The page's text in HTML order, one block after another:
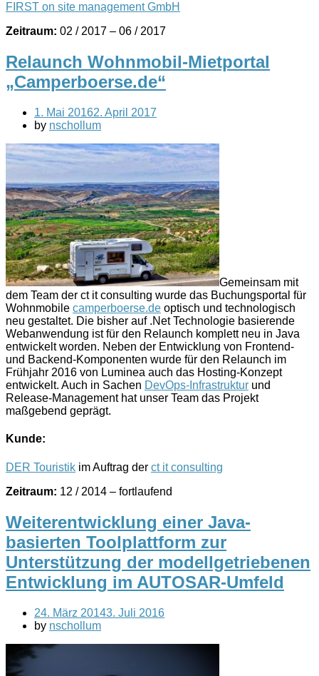
FIRST on site management GmbH
Zeitraum: 02 / 2017 – 06 / 2017
Relaunch Wohnmobil-Mietportal
„Camperboerse.de“
1. Mai 20162. April 2017
by nschollum
Gemeinsam mit
dem Team der ct it consulting wurde das Buchungsportal für
Wohnmobile camperboerse.de optisch und technologisch
neu gestaltet. Die bisher auf .Net Technologie basierende
Webanwendung ist für den Relaunch komplett neu in Java
entwickelt worden. Neben der Entwicklung von Frontend-
und Backend-Komponenten wurde für den Relaunch im
Frühjahr 2016 von Luminea auch das Hosting-Konzept
entwickelt. Auch in Sachen DevOps-Infrastruktur und
Release-Management hat unser Team das Projekt
maßgebend geprägt.
Kunde:
DER Touristik im Auftrag der ct it consulting
Zeitraum: 12 / 2014 – fortlaufend
Weiterentwicklung einer Java-
basierten Toolplattform zur
Unterstützung der modellgetriebenen
Entwicklung im AUTOSAR-Umfeld
24. März 20143. Juli 2016
by nschollum